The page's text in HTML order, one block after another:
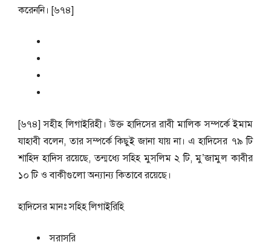
করেননি। [৬৭৪]
[৬৭৪] সহীহ লিগাইরিহী। উক্ত হাদিসের রাবী মালিক সম্পর্কে ইমাম
যাহাবী বলেন, তার সম্পর্কে কিছুই জানা যায় না। এ হাদিসের ৭৯ টি
শাহিদ হাদিস রয়েছে, তন্মধ্যে সহিহ মুসলিম ২ টি, মু’জামুল কাবীর
১০ টি ও বাকীগুলো অন্যান্য কিতাবে রয়েছে।
হাদিসের মানঃসহিহ লিগাইরিহি
সরাসরি